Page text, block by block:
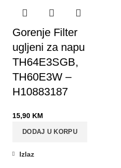
Gorenje Filter
ugljeni za napu
TH64E3SGB,
TH60E3W –
H10883187
15,90 KM
DODAJ U KORPU
Izlaz